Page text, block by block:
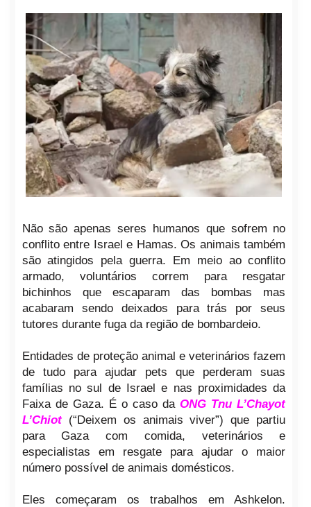
Não são apenas seres humanos que sofrem no
conflito entre Israel e Hamas. Os animais também
são atingidos pela guerra. Em meio ao conflito
armado, voluntários correm para resgatar
bichinhos que escaparam das bombas mas
acabaram sendo deixados para trás por seus
tutores durante fuga da região de bombardeio.
Entidades de proteção animal e veterinários fazem
de tudo para ajudar pets que perderam suas
famílias no sul de Israel e nas proximidades da
Faixa de Gaza. É o caso daONG Tnu L’Chayot
L’Chiot(“Deixem os animais viver”) que partiu
para Gaza com comida, veterinários e
especialistas em resgate para ajudar o maior
número possível de animais domésticos.
Eles começaram os trabalhos em Ashkelon.